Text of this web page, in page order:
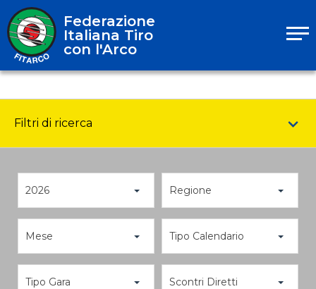
Federazione
Italiana Tiro
con l'Arco
Filtri di ricerca
2026 Regione
Mese Tipo Calendario
Tipo Gara Scontri Diretti